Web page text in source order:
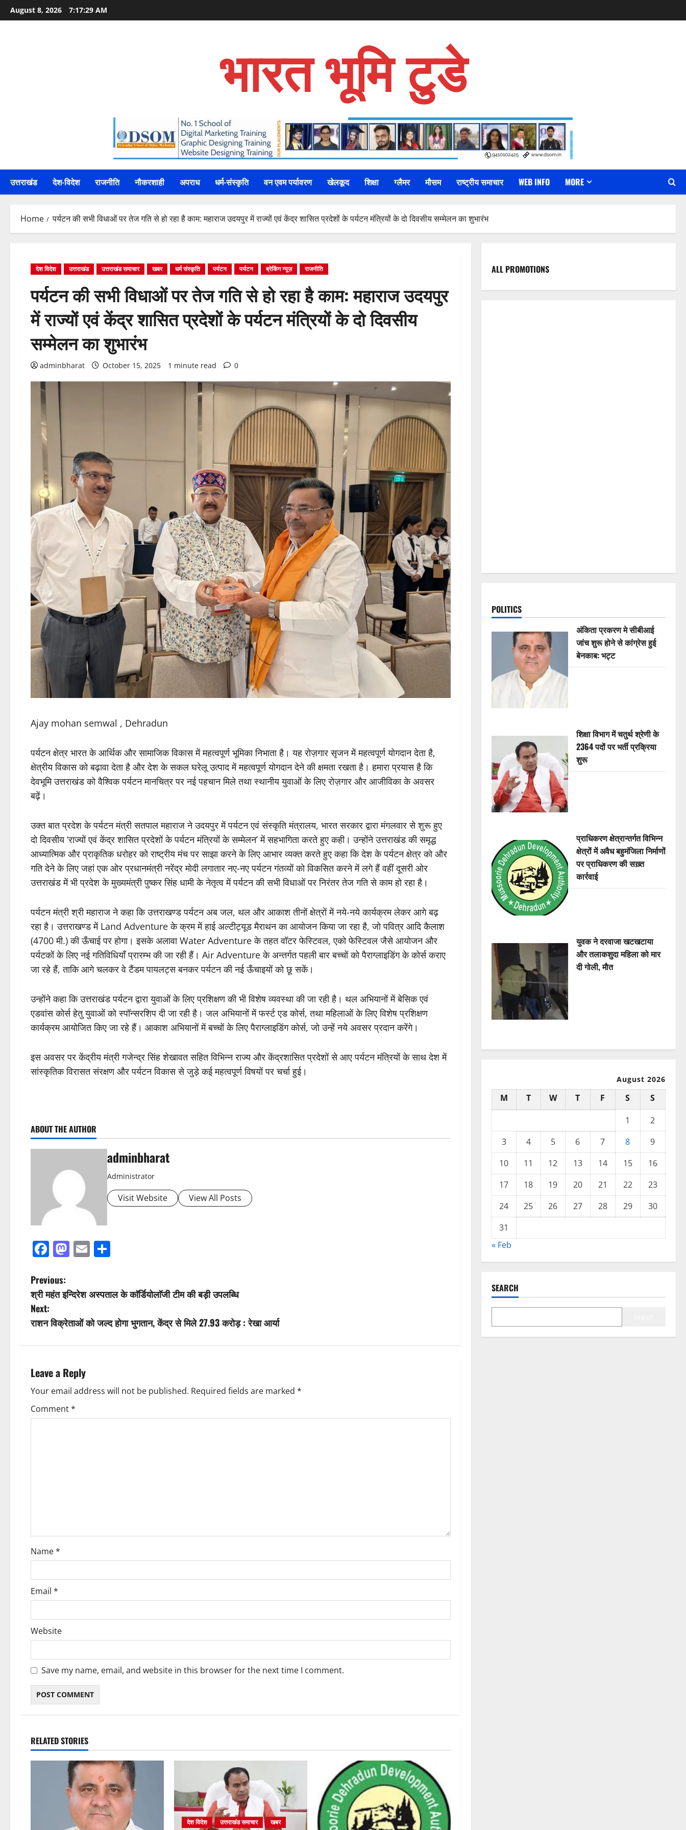
Skip
to
August 8, 2026 7:17:31 AM
भारत भूमि टुडे
उत्तराखंड देश-विदेश राजनीति नौकरशाही अपराध धर्म-संस्कृति वन एवम पर्यावरण खेलकूद शिक्षा ग्लैमर मौसम राष्ट्रीय समाचार WEB INFO MORE
Home पर्यटन की सभी विधाओं पर तेज गति से हो रहा है काम: महाराज उदयपुर में राज्यों एवं केंद्र शासित प्रदेशों के पर्यटन मंत्रियों के दो दिवसीय सम्मेलन का शुभारंभ
देश विदेश उत्तराखंड उत्तराखंड समाचार खबर धर्म संस्कृति पर्यटन पर्यटन ब्रेकिंग न्यूज़ राजनीति
पर्यटन की सभी विधाओं पर तेज गति से हो रहा है काम: महाराज उदयपुर
में राज्यों एवं केंद्र शासित प्रदेशों के पर्यटन मंत्रियों के दो दिवसीय
सम्मेलन का शुभारंभ
adminbharat October 15, 2025 1 minute read 0
Ajay mohan semwal , Dehradun
पर्यटन क्षेत्र भारत के आर्थिक और सामाजिक विकास में महत्वपूर्ण भूमिका निभाता है। यह रोज़गार सृजन में महत्वपूर्ण योगदान देता है,
क्षेत्रीय विकास को बढ़ावा देता है और देश के सकल घरेलू उत्पाद में महत्वपूर्ण योगदान देने की क्षमता रखता है। हमारा प्रयास है कि
देवभूमि उत्तराखंड को वैश्विक पर्यटन मानचित्र पर नई पहचान मिले तथा स्थानीय युवाओं के लिए रोज़गार और आजीविका के अवसर
बढ़ें।
उक्त बात प्रदेश के पर्यटन मंत्री सतपाल महाराज ने उदयपुर में पर्यटन एवं संस्कृति मंत्रालय, भारत सरकार द्वारा मंगलवार से शुरू हुए
दो दिवसीय ‘राज्यों एवं केंद्र शासित प्रदेशों के पर्यटन मंत्रियों के सम्मेलन’ में सहभागिता करते हुए कही। उन्होंने उत्तराखंड की समृद्ध
आध्यात्मिक और प्राकृतिक धरोहर को राष्ट्रीय मंच पर साझा करने के लिए आभार व्यक्त करते हुए कहा कि देश के पर्यटन क्षेत्र को और
गति देने के लिए जहां एक ओर प्रधानमंत्री नरेंद्र मोदी लगातार नए-नए पर्यटन गंतव्यों को विकसित करने में लगे हैं वहीं दूसरी ओर
उत्तराखंड में भी प्रदेश के मुख्यमंत्री पुष्कर सिंह धामी के नेतृत्व में पर्यटन की सभी विधाओं पर निरंतर तेज गति से काम हो रहा है।
पर्यटन मंत्री श्री महाराज ने कहा कि उत्तराखण्ड पर्यटन अब जल, थल और आकाश तीनों क्षेत्रों में नये-नये कार्यक्रम लेकर आगे बढ़
रहा है। उत्तराखण्ड में Land Adventure के क्रम में हाई अल्टीट्यूड मैराथन का आयोजन किया जा रहा है, जो पवित्र आदि कैलाश
(4700 मी.) की ऊँचाई पर होगा। इसके अलावा Water Adventure के तहत वॉटर फेस्टिवल, एको फेस्टिवल जैसे आयोजन और
पर्यटकों के लिए नई गतिविधियाँ प्रारम्भ की जा रही हैं। Air Adventure के अन्तर्गत पहली बार बच्चों को पैराग्लाइडिंग के कोर्स कराए
जा रहे हैं, ताकि आगे चलकर वे टैंडम पायलट्स बनकर पर्यटन की नई ऊँचाइयों को छू सकें।
उन्होंने कहा कि उत्तराखंड पर्यटन द्वारा युवाओं के लिए प्रशिक्षण की भी विशेष व्यवस्था की जा रही है। थल अभियानों में बेसिक एवं
एडवांस कोर्स हेतु युवाओं को स्पॉन्सरशिप दी जा रही है। जल अभियानों में फर्स्ट एड कोर्स, तथा महिलाओं के लिए विशेष प्रशिक्षण
कार्यक्रम आयोजित किए जा रहे हैं। आकाश अभियानों में बच्चों के लिए पैराग्लाइडिंग कोर्स, जो उन्हें नये अवसर प्रदान करेंगे।
इस अवसर पर केंद्रीय मंत्री गजेन्द्र सिंह शेखावत सहित विभिन्न राज्य और केंद्रशासित प्रदेशों से आए पर्यटन मंत्रियों के साथ देश में
सांस्कृतिक विरासत संरक्षण और पर्यटन विकास से जुड़े कई महत्वपूर्ण विषयों पर चर्चा हुई।
ABOUT THE AUTHOR
adminbharat
Administrator
Visit Website View All Posts
Facebook
Mastodon
Email
P
o
s
n
a
v
o
n
Previous:
श्री महंत इन्दिरेश अस्पताल के काॅर्डियोलाॅजी टीम की बड़ी उपलब्धि
Next:
राशन विक्रेताओं को जल्द होगा भुगतान, केंद्र से मिले 27.93 करोड़ : रेखा आर्या
Leave a Reply
Your email address will not be published. Required fields are marked *
Comment*
Name*
Email *
Website
Save my name, email, and website in this browser for the next time I comment.
RELATED STORIES
देश विदेश उत्तराखंड समाचार खबर
ALL PROMOTIONS
POLITICS
अंकिता प्रकरण मे सीबीआई
जांच शुरू होने से कांग्रेस हुई
बेनकाब: भट्ट
शिक्षा विभाग में चतुर्थ श्रेणी के
2364 पदों पर भर्ती प्रक्रिया
शुरू
प्राधिकरण क्षेत्रान्तर्गत विभिन्न
क्षेत्रों में अवैध बहुमंजिला निर्माणों
पर प्राधिकरण की सख़्त
कार्रवाई
युवक ने दरवाजा खटखटाया
और तलाकशुदा महिला को मार
दी गोली, माैत
August 2026
M T W T F S
S
1
2
3
4 5 6 7 8
9
10
11 12 13 14 15
16
17
18 19 20 21 22
23
24
25 26 27 28 29
30
31
« Feb
SEARCH